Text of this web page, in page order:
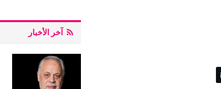
آخر الأخبار